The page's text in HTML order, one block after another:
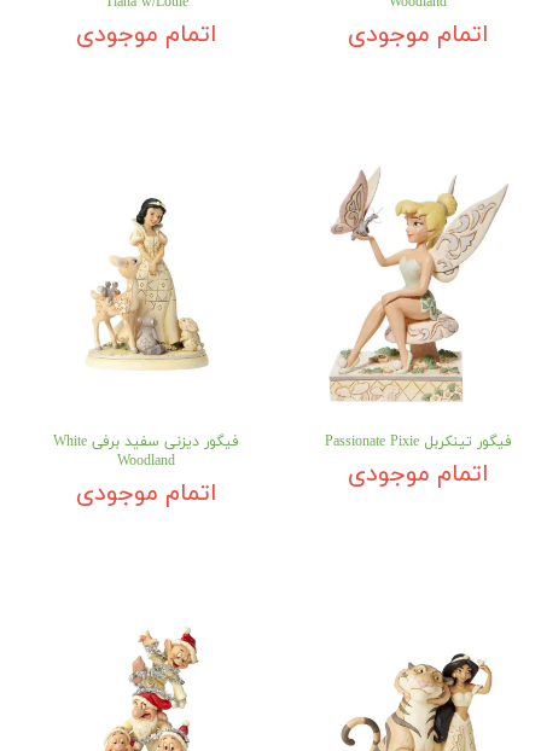
اتمام موجودی اتمام موجودی
فیگور تینکربل Passionate Pixie
اتمام موجودی
فیگور دیزنی سفید برفی White
Woodland
اتمام موجودی